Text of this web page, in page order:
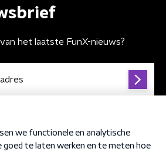
het laatste FunX-nieuws?